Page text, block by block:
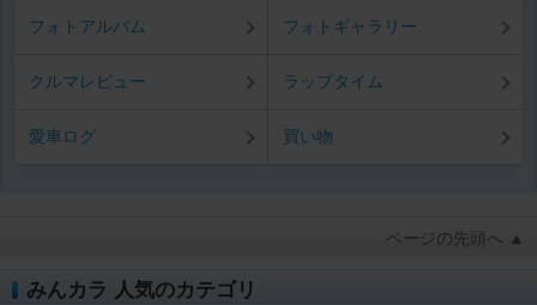
フォトアルバム フォトギャラリー
クルマレビュー ラップタイム
愛車ログ 買い物
ページの先頭へ ▲
みんカラ 人気のカテゴリ